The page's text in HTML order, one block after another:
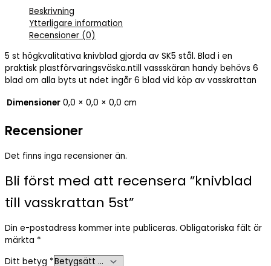
Beskrivning
Ytterligare information
Recensioner (0)
5 st högkvalitativa knivblad gjorda av SK5 stål. Blad i en
praktisk plastförvaringsväska.ntill vassskäran handy behövs 6
blad om alla byts ut ndet ingår 6 blad vid köp av vasskrattan
Dimensioner 0,0 × 0,0 × 0,0 cm
Recensioner
Det finns inga recensioner än.
Bli först med att recensera ”knivblad
till vasskrattan 5st”
Din e-postadress kommer inte publiceras. Obligatoriska fält är
märkta *
Ditt betyg *